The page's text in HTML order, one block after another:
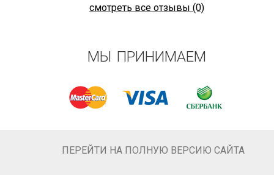
смотреть все отзывы (0)
МЫ ПРИНИМАЕМ
ПЕРЕЙТИ НА ПОЛНУЮ ВЕРСИЮ САЙТА